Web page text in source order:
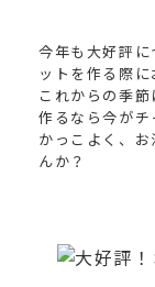
今年も大好評
ットを作る際
これからの季
作るなら今がチ
かっこよく、
んか？